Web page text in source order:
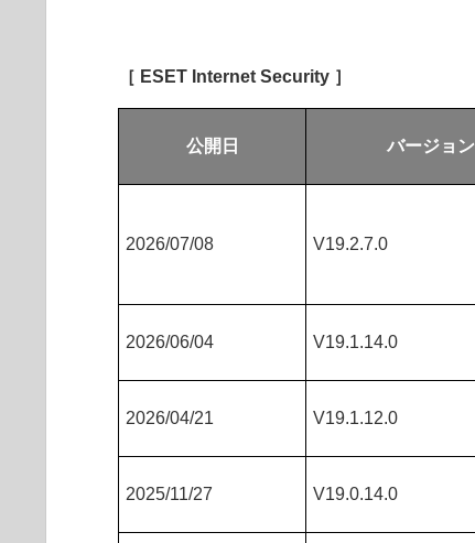
［ ESET Internet Security ］
公開日 バージョン
2026/07/08 V19.2.7.0
2026/06/04
V19.1.14.0
2026/04/21
V19.1.12.0
2025/11/27
V19.0.14.0